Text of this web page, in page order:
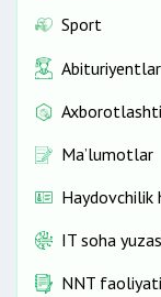
Sport
Ma’lumotlar
Haydovchilik
IT soha
NNT